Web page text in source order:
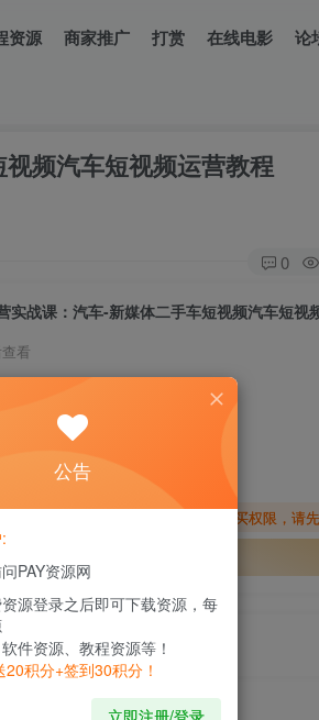
资源 商家推广 打赏 在线电影 论
频汽车短视频运营教程
0
实战课：汽车-新媒体二手车短视频汽车短视
看
免费
您暂无购买权限，请
公告
PAY资源网
源登录之后即可下载资源，每
件资源、教程资源等！
积分+签到30积分！
立即注册/登录